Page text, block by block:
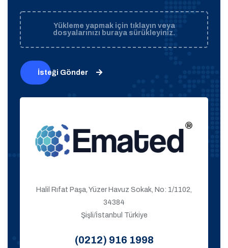
Yükleme yapmak için tıklayın veya
dosyalarınızı buraya sürükleyiniz.
İsteği Gönder
Halil Rıfat Paşa, Yüzer Havuz Sokak, No: 1/1102,
34384
Şişli/İstanbul Türkiye
(0212) 916 1998